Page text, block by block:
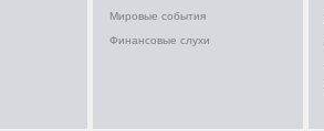
Мировые события
Финансовые слухи